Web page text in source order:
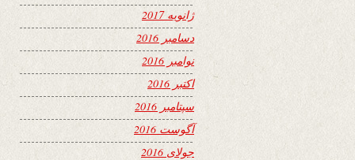
ژانویه 2017
دسامبر 2016
نوامبر 2016
اکتبر 2016
سپتامبر 2016
آگوست 2016
جولای 2016